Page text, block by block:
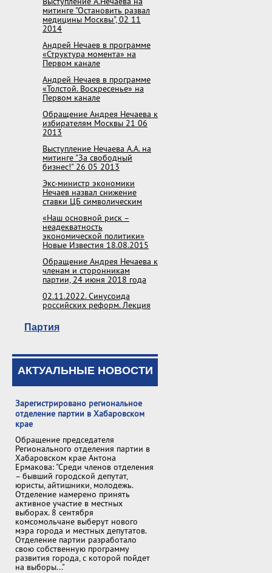
митинге "Остановить развал
медицины Москвы", 02 11
2014
Андрей Нечаев в программе
«Структура момента» на
Первом канале
Андрей Нечаев в программе
«Толстой. Воскресенье» на
Первом канале
Обращение Андрея Нечаева к
избирателям Москвы 21 06
2013
Выступление Нечаева А.А. на
митинге "За свободный
бизнес!" 26 05 2013
Экс-министр экономики
Нечаев назвал снижение
ставки ЦБ символическим
«Наш основной риск –
неадекватность
экономической политики»
Новые Известия 18.08.2015
Обращение Андрея Нечаева к
членам и сторонникам
партии, 24 июня 2018 года
02.11.2022. Синусоида
российских реформ. Лекция
Партия
АКТУАЛЬНЫЕ НОВОСТИ
Зарегистрировано региональное
отделение партии в Хабаровском
крае
Обращение председателя
Регионального отделения партии в
Хабаровском крае Антона
Ермакова: "Среди членов отделения
– бывший городской депутат,
юристы, айтишники, молодежь.
Отделение намерено принять
активное участие в местных
выборах. 8 сентября
комсомольчане выберут нового
мэра города и местных депутатов.
Отделение партии разработало
свою собственную программу
развития города, с которой пойдет
на выборы..."